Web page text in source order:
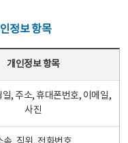
정보 항목
개인정보 항목
일, 주소, 휴대폰번호, 이메일,
사진